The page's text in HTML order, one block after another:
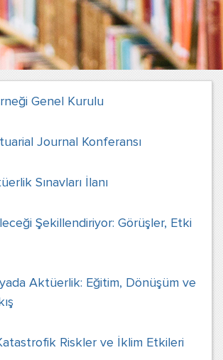
Genel Kurulu
Journal Konferansı
Sınavları İlanı
Şekillendiriyor: Görüşler, Etki
Aktüerlik: Eğitim, Dönüşüm ve
Riskler ve İklim Etkileri